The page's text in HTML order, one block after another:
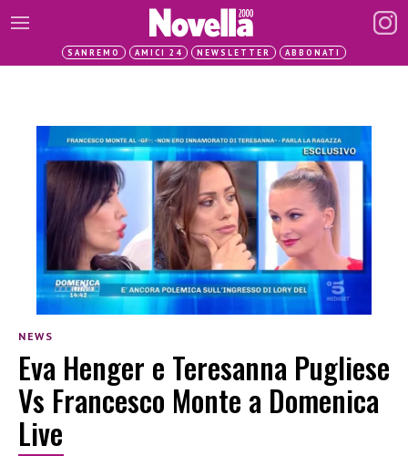
SANREMO AMICI 24 NEWSLETTER ABBONATI
NEWS
Eva Henger e Teresanna Pugliese
Vs Francesco Monte a Domenica
Live